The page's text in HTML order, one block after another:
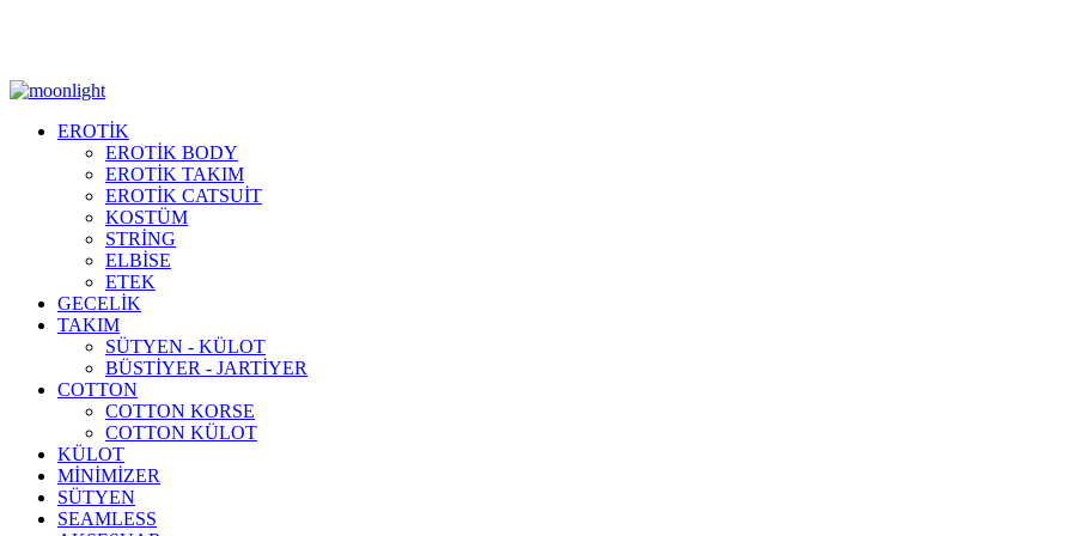
EROTİK
EROTİK BODY
EROTİK TAKIM
EROTİK CATSUİT
KOSTÜM
STRİNG
ELBİSE
ETEK
GECELİK
TAKIM
SÜTYEN - KÜLOT
BÜSTİYER - JARTİYER
COTTON
COTTON KORSE
COTTON KÜLOT
KÜLOT
MİNİMİZER
SÜTYEN
SEAMLESS